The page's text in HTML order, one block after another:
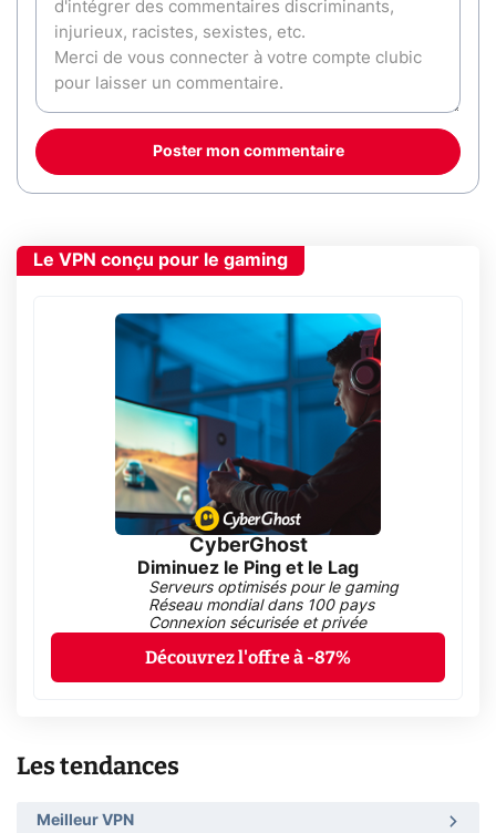
Poster mon commentaire
Le VPN conçu pour le gaming
CyberGhost
Diminuez le Ping et le Lag
Serveurs optimisés pour le gaming
Réseau mondial dans 100 pays
Connexion sécurisée et privée
Découvrez l'offre à -87%
Les tendances
Meilleur VPN